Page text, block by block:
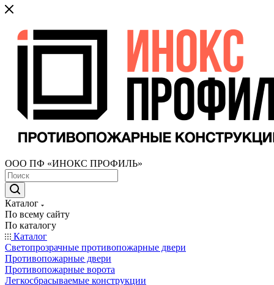
ООО ПФ «ИНОКС ПРОФИЛЬ»
Каталог
По всему сайту
По каталогу
Каталог
Светопрозрачные противопожарные двери
Противопожарные двери
Противопожарные ворота
Легкосбрасываемые конструкции